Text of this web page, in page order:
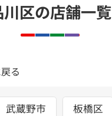
川区の店舗一覧
る
武蔵野市 板橋区